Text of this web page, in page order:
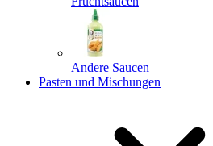
Andere Saucen
Pasten und Mischungen